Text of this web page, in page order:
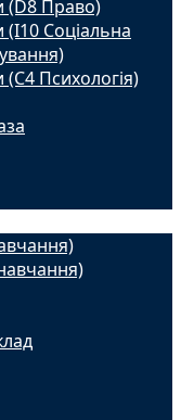
(D8 Право)
(I10 Соціальна
(С4 Психологія)